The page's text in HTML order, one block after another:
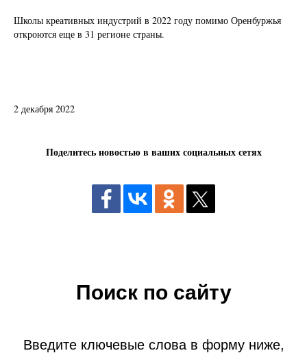
Школы креативных индустрий в 2022 году помимо Оренбуржья
откроются еще в 31 регионе страны.
2 декабря 2022
Поделитесь новостью в ваших социальных сетях
Поиск по сайту
Введите ключевые слова в форму ниже,